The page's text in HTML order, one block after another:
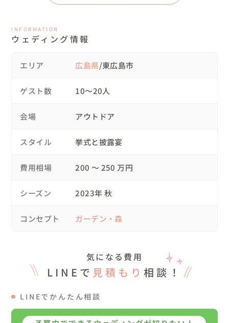
いつも笑顔で見守られていました
ゲストの皆様をまずは優先にとお心遣いも素晴らしかった
当日は立派な花嫁姿で立たれ凜としたお姿が眩しかったの
当初はご実家の広いガーデンで式というより食事付きのお
ました。
移動のご負担のない場所に変更希望をいただきました。
◯装飾について
迷われていましたが、
新婦様らしいシンプルかつ上質系のハイブリット花材を使
INFORMATION
ウェディング情報
エリア 広島県/東広島市
ゲスト数 10〜20人
会場 アウトドア
スタイル 挙式と披露宴
費用相場 200 〜 250 万円
シーズン 2023年 秋
コンセプト ガーデン・森
気になる費用
LINEで 見積もり 相談！
LINEでかんたん相談